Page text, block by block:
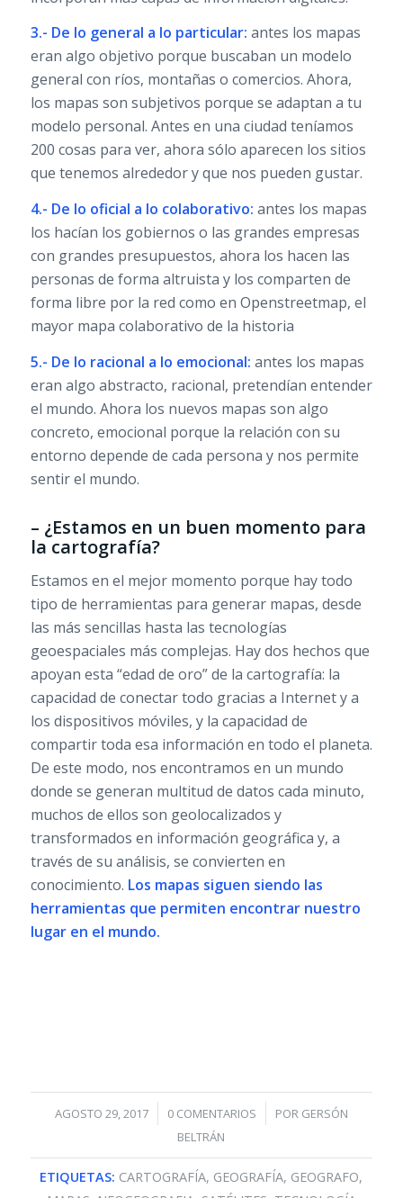
3.- De lo general a lo particular: antes los mapas
eran algo objetivo porque buscaban un modelo
general con ríos, montañas o comercios. Ahora,
los mapas son subjetivos porque se adaptan a tu
modelo personal. Antes en una ciudad teníamos
200 cosas para ver, ahora sólo aparecen los sitios
que tenemos alrededor y que nos pueden gustar.
4.- De lo oficial a lo colaborativo: antes los mapas
los hacían los gobiernos o las grandes empresas
con grandes presupuestos, ahora los hacen las
personas de forma altruista y los comparten de
forma libre por la red como en Openstreetmap, el
mayor mapa colaborativo de la historia
5.- De lo racional a lo emocional: antes los mapas
eran algo abstracto, racional, pretendían entender
el mundo. Ahora los nuevos mapas son algo
concreto, emocional porque la relación con su
entorno depende de cada persona y nos permite
sentir el mundo.
– ¿Estamos en un buen momento para
la cartografía?
Estamos en el mejor momento porque hay todo
tipo de herramientas para generar mapas, desde
las más sencillas hasta las tecnologías
geoespaciales más complejas. Hay dos hechos que
apoyan esta “edad de oro” de la cartografía: la
capacidad de conectar todo gracias a Internet y a
los dispositivos móviles, y la capacidad de
compartir toda esa información en todo el planeta.
De este modo, nos encontramos en un mundo
donde se generan multitud de datos cada minuto,
muchos de ellos son geolocalizados y
transformados en información geográfica y, a
través de su análisis, se convierten en
conocimiento. Los mapas siguen siendo las
herramientas que permiten encontrar nuestro
lugar en el mundo.
AGOSTO 29, 2017
/ 0 COMENTARIOS
/ POR GERSÓN
BELTRÁN
ETIQUETAS: CARTOGRAFÍA, GEOGRAFÍA, GEOGRAFO,